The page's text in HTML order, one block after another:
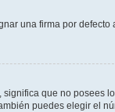
una firma por defecto
que no posees
puedes elegir el